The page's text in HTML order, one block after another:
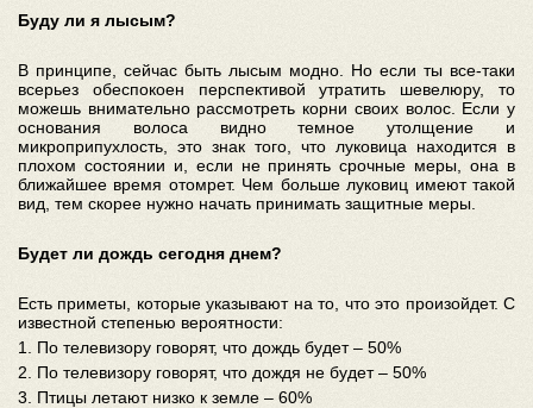
Буду ли я лысым?
В принципе, сейчас быть лысым модно. Но если ты все-таки
всерьез обеспокоен перспективой утратить шевелюру, то
можешь внимательно рассмотреть корни своих волос. Если у
основания волоса видно темное утолщение и
микроприпухлость, это знак того, что луковица находится в
плохом состоянии и, если не принять срочные меры, она в
ближайшее время отомрет. Чем больше луковиц имеют такой
вид, тем скорее нужно начать принимать защитные меры.
Будет ли дождь сегодня днем?
Есть приметы, которые указывают на то, что это произойдет. С
известной степенью вероятности:
1. По телевизору говорят, что дождь будет – 50%
2. По телевизору говорят, что дождя не будет – 50%
3. Птицы летают низко к земле – 60%